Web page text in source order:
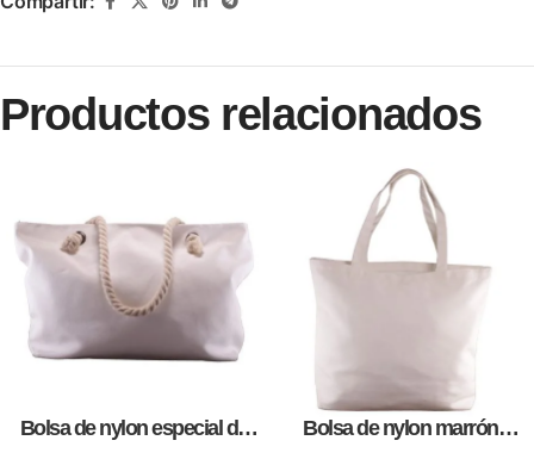
Productos relacionados
Bolsa de nylon especial de
Bolsa de nylon marrón